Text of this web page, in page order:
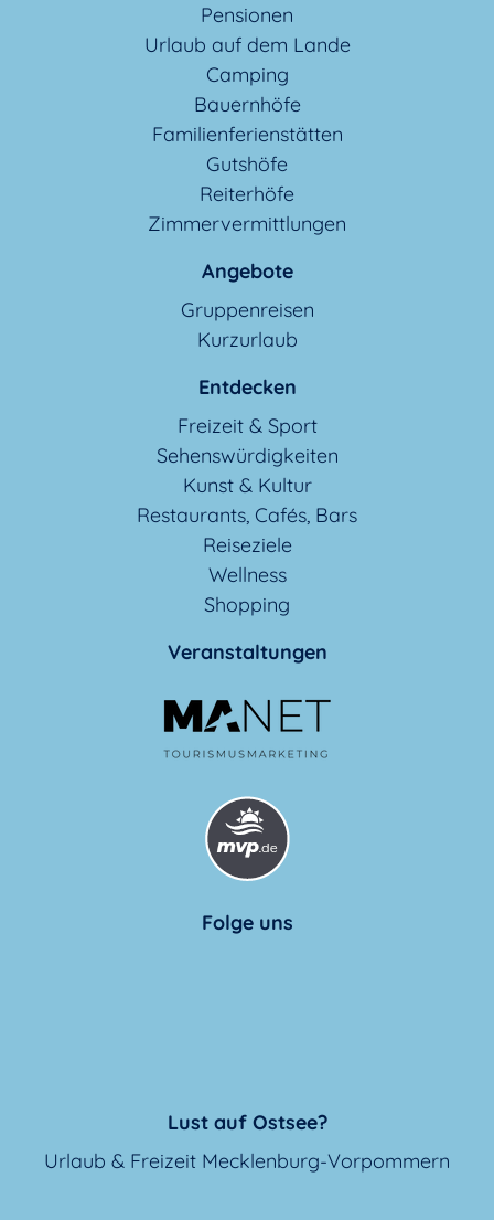
Pensionen
Urlaub auf dem Lande
Camping
Bauernhöfe
Familienferienstätten
Gutshöfe
Reiterhöfe
Zimmervermittlungen
Angebote
Gruppenreisen
Kurzurlaub
Entdecken
Freizeit & Sport
Sehenswürdigkeiten
Kunst & Kultur
Restaurants, Cafés, Bars
Reiseziele
Wellness
Shopping
Veranstaltungen
Folge uns
Lust auf Ostsee?
Urlaub & Freizeit Mecklenburg-Vorpommern